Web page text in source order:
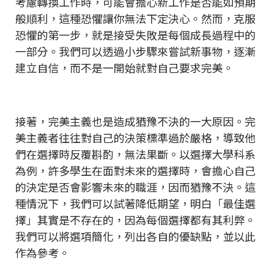
般順利，這種恐懼讓你無法下定決心。然而，克服
恐懼的第一步，就是接受失敗是每個成長過程中的
一部分。我們可以透過小步驟來嘗試新事物，逐漸
建立自信，而不是一開始就對自己要求完美。
接著，完美主義也是造成猶豫不決的一大原因。完
美主義者往往對自己的決策標準過於嚴格，導致他
們在選擇時反覆斟酌，無法果斷。以選擇大學科系
為例，許多學生在面對未來的選擇時，會擔心自己
的決定是否會影響未來的職涯，因而猶豫不決。這
種情況下，我們可以試著降低期望，明白「最佳選
擇」其實是不存在的，因為每個選擇都有其利弊。
我們可以將選項簡化，列出各自的優缺點，並以此
作為參考。